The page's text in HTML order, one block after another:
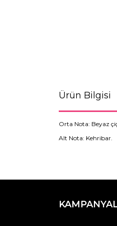
Ürün Bilgisi
Orta Nota: Beyaz
Alt Nota: Kehribar.
Görüş ve
Ürün resmi